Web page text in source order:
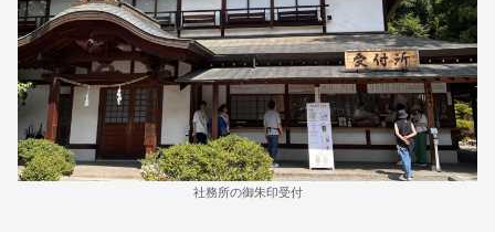
社務所の御朱印受付